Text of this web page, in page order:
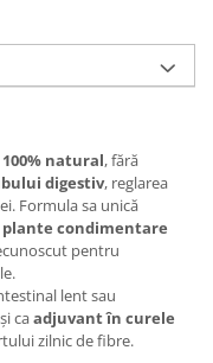
100% natural, fără
digestiv, reglarea
Formula sa unică
plante condimentare
pentru
lent sau
caadjuvant în curele
zilnic de fibre.